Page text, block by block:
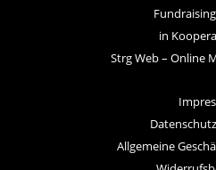
in
Strg Web – Online
Allgemeine